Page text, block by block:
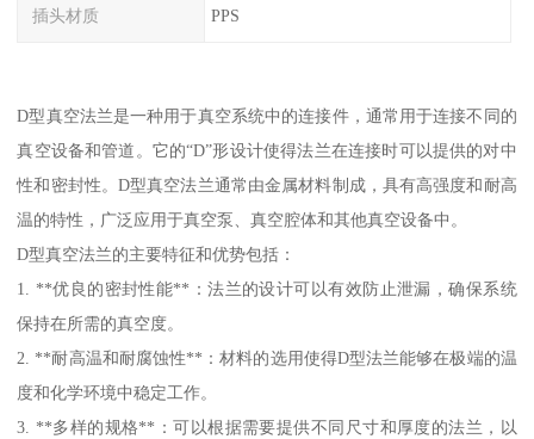
插头材质 PPS
D型真空法兰是一种用于真空系统中的连接件，通常用于连接不同的
真空设备和管道。它的“D”形设计使得法兰在连接时可以提供的对中
性和密封性。D型真空法兰通常由金属材料制成，具有高强度和耐高
温的特性，广泛应用于真空泵、真空腔体和其他真空设备中。
D型真空法兰的主要特征和优势包括：
1. **优良的密封性能**：法兰的设计可以有效防止泄漏，确保系统
保持在所需的真空度。
2. **耐高温和耐腐蚀性**：材料的选用使得D型法兰能够在极端的温
度和化学环境中稳定工作。
3. **多样的规格**：可以根据需要提供不同尺寸和厚度的法兰，以